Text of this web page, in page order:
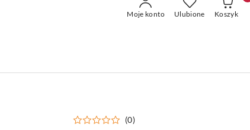
Moje konto Ulubione Koszyk
(0)